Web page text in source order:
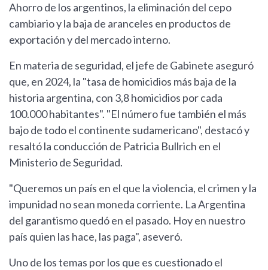
Ahorro de los argentinos, la eliminación del cepo
cambiario y la baja de aranceles en productos de
exportación y del mercado interno.
En materia de seguridad, el jefe de Gabinete aseguró
que, en 2024, la "tasa de homicidios más baja de la
historia argentina, con 3,8 homicidios por cada
100.000 habitantes". "El número fue también el más
bajo de todo el continente sudamericano", destacó y
resaltó la conducción de Patricia Bullrich en el
Ministerio de Seguridad.
"Queremos un país en el que la violencia, el crimen y la
impunidad no sean moneda corriente. La Argentina
del garantismo quedó en el pasado. Hoy en nuestro
país quien las hace, las paga", aseveró.
Uno de los temas por los que es cuestionado el